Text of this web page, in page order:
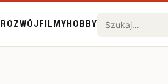
ROZWÓJFILMYHOBBY
Szukaj w